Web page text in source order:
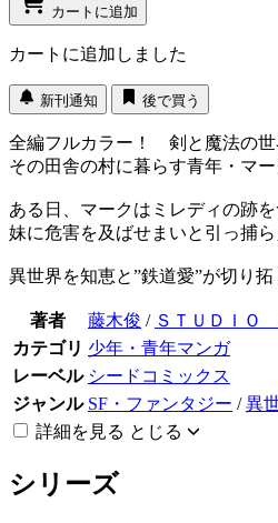
カートに追加
カートに追加しました
新刊通知 後で買う
全編フルカラー！ 剣と魔法の世
その田舎の村に暮らす青年・マ
ある日、マークはミレディの跡
妹に危害を及ばせまいと引っ捕
異世界を知恵と”鉄道愛”が切り
著者 藤木俊 / ＳＴＵＤＩＯ
カテゴリ 少年・青年マンガ
レーベル シードコミックス
ジャンル SF・ファンタジー /異
詳細を見る とじる
シリーズ